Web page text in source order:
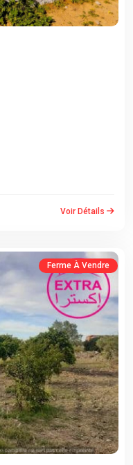
Voir Détails
Ferme À Vendre